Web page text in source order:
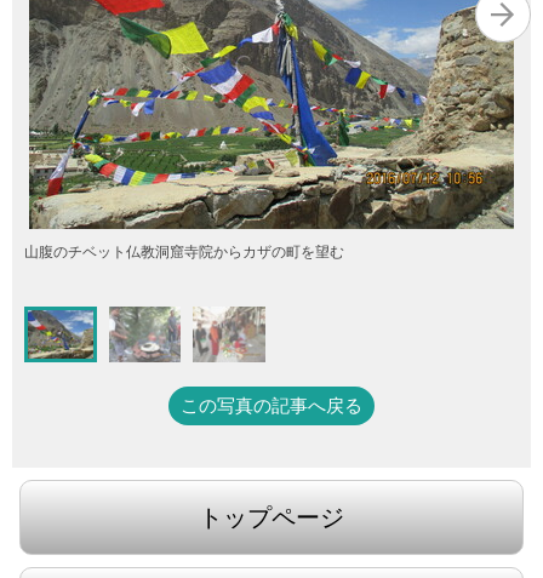
山腹のチベット仏教洞窟寺院からカザの町を望む
この写真の記事へ戻る
トップページ